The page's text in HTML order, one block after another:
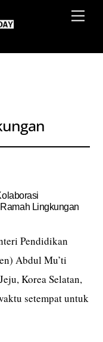
Lingkungan
Pendidikan
Abdul Mu’ti
Korea Selatan,
setempat untuk